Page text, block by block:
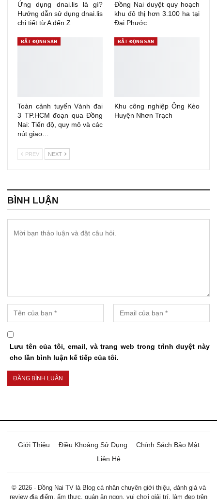
Ứng dụng dnai.lis là gì?
Hướng dẫn sử dụng dnai.lis
chi tiết từ A đến Z
Đồng Nai duyệt quy hoạch
khu đô thị hơn 3.100 ha tại
Đại Phước
BẤT ĐỘNG SẢN
Toàn cảnh tuyến Vành đai
3 TP.HCM đoạn qua Đồng
Nai: Tiến độ, quy mô và các
nút giao…
BẤT ĐỘNG SẢN
Khu công nghiệp Ông Kèo
Huyện Nhơn Trạch
PREV NEXT
BÌNH LUẬN
Lưu tên của tôi, email, và trang web trong trình duyệt này
cho lần bình luận kế tiếp của tôi.
Giới Thiệu Điều Khoảng Sử Dụng
Chính Sách Bảo Mật
Liên Hệ
© 2026 - Đồng Nai TV là Blog cá nhân chuyên giới thiệu, đánh giá và
review địa điểm, ẩm thực, quán ăn ngon, vui chơi giải trí, làm đẹp trên